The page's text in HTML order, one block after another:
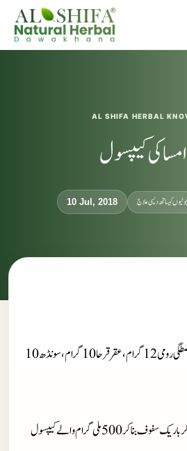
AL SHIFA HERBAL
کیپسول
10 Jul, 2018 کیساتھ دیسی علاج
: شنگرف 12 گرام، مصطگی رومی 12 گرام، عقرقرحا 10 گرام، سونڈھ 10
: تمام ادویہ کو پیس کر باریک سفوف بنا کر 500 ملی گرام والے کیپسول